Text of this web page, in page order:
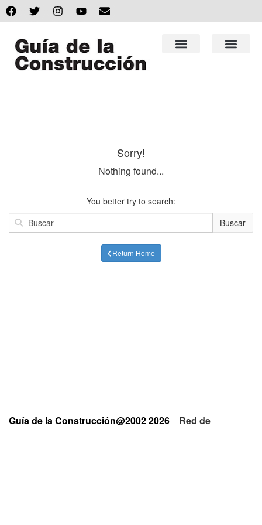
Sorry!
Nothing found...
You better try to search:
Buscar
Return Home
Guía de la Construcción@2002 2026 Red de